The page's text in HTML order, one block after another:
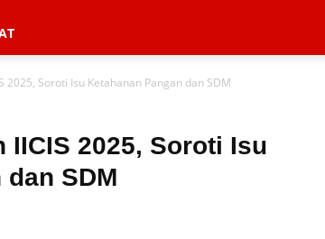
2025, Soroti Isu Ketahanan Pangan dan SDM
IICIS 2025, Soroti Isu
SDM